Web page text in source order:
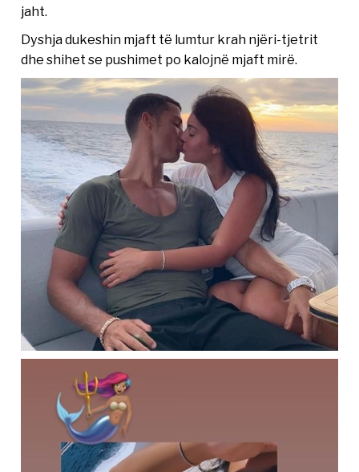
jaht.
Dyshja dukeshin mjaft të lumtur krah njëri-tjetrit
dhe shihet se pushimet po kalojnë mjaft mirë.